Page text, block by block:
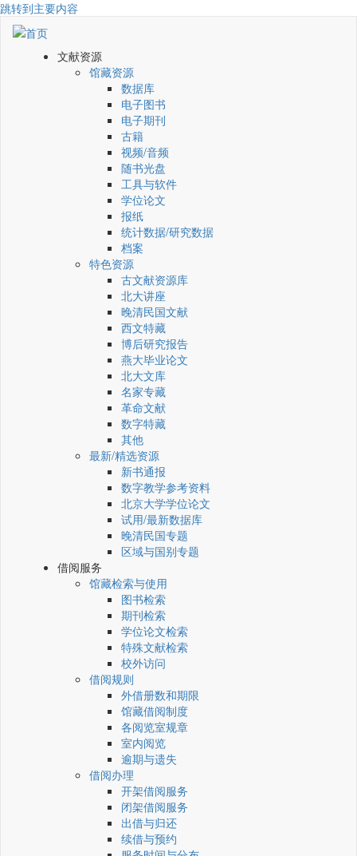
跳转到主要内容
文献资源
馆藏资源
数据库
电子图书
电子期刊
古籍
视频/音频
随书光盘
工具与软件
学位论文
报纸
统计数据/研究数据
档案
特色资源
古文献资源库
北大讲座
晚清民国文献
西文特藏
博后研究报告
燕大毕业论文
北大文库
名家专藏
革命文献
数字特藏
其他
最新/精选资源
新书通报
数字教学参考资料
北京大学学位论文
试用/最新数据库
晚清民国专题
区域与国别专题
借阅服务
馆藏检索与使用
图书检索
期刊检索
学位论文检索
特殊文献检索
校外访问
借阅规则
外借册数和期限
馆藏借阅制度
各阅览室规章
室内阅览
逾期与遗失
借阅办理
开架借阅服务
闭架借阅服务
出借与归还
续借与预约